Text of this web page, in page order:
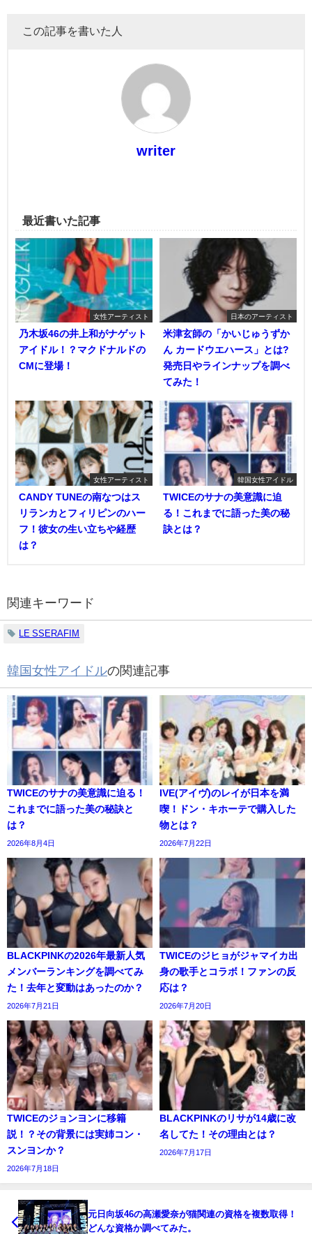
この記事を書いた人
writer
最近書いた記事
女性アーティスト
乃木坂46の井上和がナゲット
アイドル！？マクドナルドの
CMに登場！
日本のアーティスト
米津玄師の「かいじゅうずか
ん カードウエハース」とは?
発売日やラインナップを調べ
てみた！
女性アーティスト
CANDY TUNEの南なつはス
リランカとフィリピンのハー
フ！彼女の生い立ちや経歴
は？
韓国女性アイドル
TWICEのサナの美意識に迫
る！これまでに語った美の秘
訣とは？
関連キーワード
LE SSERAFIM
韓国女性アイドルの関連記事
TWICEのサナの美意識に迫る！
これまでに語った美の秘訣と
は？
2026年8月4日
IVE(アイヴ)のレイが日本を満
喫！ドン・キホーテで購入した
物とは？
2026年7月22日
BLACKPINKの2026年最新人気
メンバーランキングを調べてみ
た！去年と変動はあったのか？
2026年7月21日
TWICEのジヒョがジャマイカ出
身の歌手とコラボ！ファンの反
応は？
2026年7月20日
TWICEのジョンヨンに移籍
説！？その背景には実姉コン・
スンヨンか？
2026年7月18日
BLACKPINKのリサが14歳に改
名してた！その理由とは？
2026年7月17日
元日向坂46の高瀬愛奈が猫関連の資格を複数取得！
どんな資格か調べてみた。